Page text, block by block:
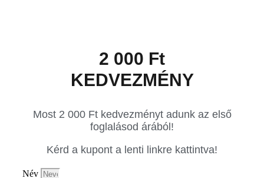
2 000 Ft
KEDVEZMÉNY
Most 2 000 Ft kedvezményt adunk az első
foglalásod árából!
Kérd a kupont a lenti linkre kattintva!
Név